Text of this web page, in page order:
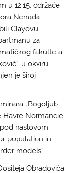
u 12.15, održaće
Nenada
Clayovu
za
fakulteta
u okviru
je široj
„Bogoljub
Havre Normandie,
naslovom
population in
models“.
Obradovića